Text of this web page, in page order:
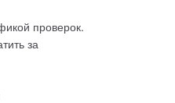
проверок.
за